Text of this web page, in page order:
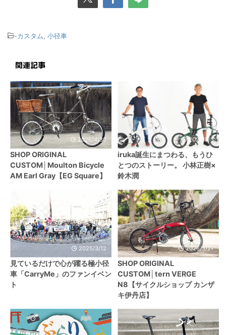
-カスタム 小径車
関連記事
2026/4/30
SHOP ORIGINAL
CUSTOM│Moulton Bicycle
AM Earl Gray【EG Square】
2020/8/3
iruka誕生にまつわる、もうひ
とつのストーリー。 小林正樹×
鈴木潤
2025/3/12
見ているだけで心が躍る極小径
車「CarryMe」のファンイベン
ト
2026/3/27
SHOP ORIGINAL
CUSTOM│tern VERGE
N8【サイクルショップ カンザ
キ伊丹店】